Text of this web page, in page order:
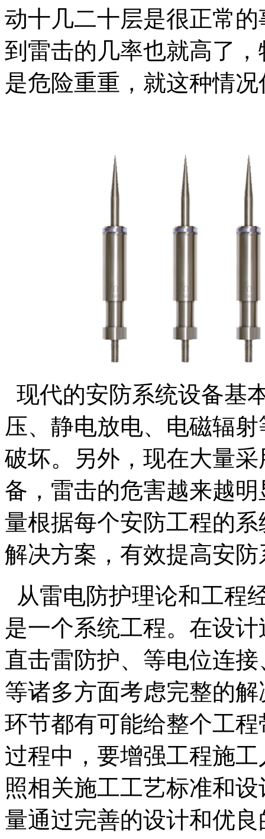
动十几二十层是很正常
到雷击的几率也就高了
是危险重重，就这种情
现代的安防系统设备基
压、静电放电、电磁辐
破坏。另外，现在大量
备，雷击的危害越来越
量根据每个安防工程的
解决方案，有效提高安
从雷电防护理论和工程
是一个系统工程。在设
直击雷防护、等电位连
等诸多方面考虑完整的
环节都有可能给整个工
过程中，要增强工程施
照相关施工工艺标准和
量通过完善的设计和优